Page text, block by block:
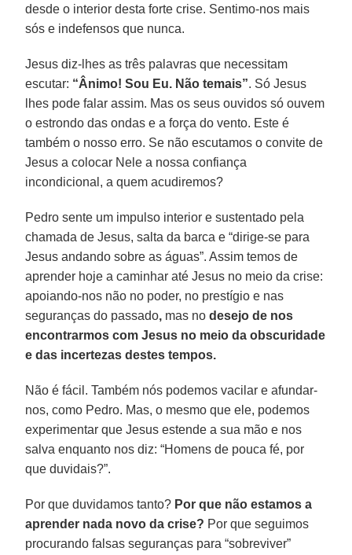
desde o interior desta forte crise. Sentimo-nos mais
sós e indefensos que nunca.
Jesus diz-lhes as três palavras que necessitam
escutar: “Ânimo! Sou Eu. Não temais”. Só Jesus
lhes pode falar assim. Mas os seus ouvidos só ouvem
o estrondo das ondas e a força do vento. Este é
também o nosso erro. Se não escutamos o convite de
Jesus a colocar Nele a nossa confiança
incondicional, a quem acudiremos?
Pedro sente um impulso interior e sustentado pela
chamada de Jesus, salta da barca e “dirige-se para
Jesus andando sobre as águas”. Assim temos de
aprender hoje a caminhar até Jesus no meio da crise:
apoiando-nos não no poder, no prestígio e nas
seguranças do passado, mas no desejo de nos
encontrarmos com Jesus no meio da obscuridade
e das incertezas destes tempos.
Não é fácil. Também nós podemos vacilar e afundar-
nos, como Pedro. Mas, o mesmo que ele, podemos
experimentar que Jesus estende a sua mão e nos
salva enquanto nos diz: “Homens de pouca fé, por
que duvidais?”.
Por que duvidamos tanto? Por que não estamos a
aprender nada novo da crise? Por que seguimos
procurando falsas seguranças para “sobreviver”